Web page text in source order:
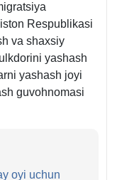
Respublikasi
va shaхsiy
yashash
yashash joyi
guvohnomasi
oyi uchun